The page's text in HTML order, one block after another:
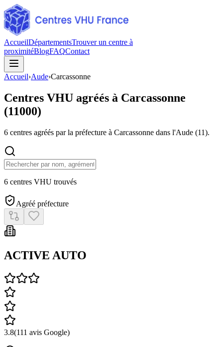
AccueilDépartementsTrouver un centre à
proximitéBlogFAQContact
Accueil›Aude›Carcassonne
Centres VHU agréés à Carcassonne
(11000)
6 centres agréés par la préfecture à Carcassonne dans l'Aude (11).
6 centres VHU trouvés
Agréé préfecture
ACTIVE AUTO
3.8(111 avis Google)